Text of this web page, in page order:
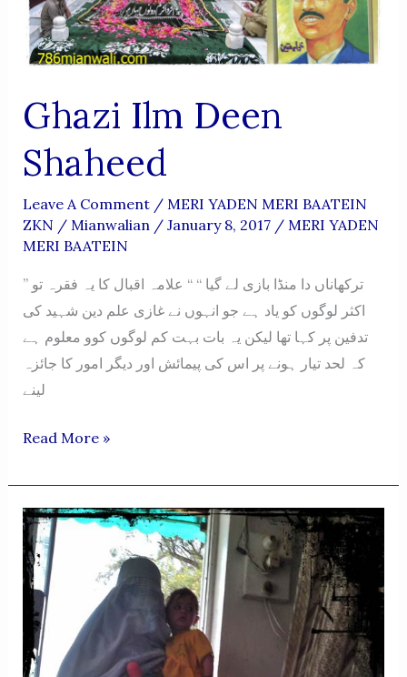
Ghazi Ilm Deen
Shaheed
Leave A Comment / MERI YADEN MERI BAATEIN
ZKN / Mianwalian / January 8, 2017 / MERI YADEN
MERI BAATEIN
” ترکھاناں دا منڈا بازی لے گیا “ “ علامہ اقبال کا یہ فقرہ تو
اکثر لوگوں کو یاد ہے جو انہوں نے غازی علم دین شہید کی
تدفین پر کہا تھا لیکن یہ بات بہت کم لوگوں کوو معلوم ہے
کہ لحد تیار ہونے پر اس کی پیمائش اور دیگر امور کا جائزہ
لینے
Ghazi
Deen
Shaheed
Read More »